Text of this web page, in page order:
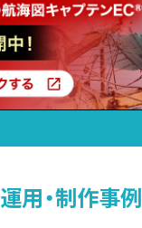
運用・制作事例